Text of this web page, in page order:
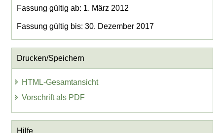
Fassung gültig ab: 1. März 2012
Fassung gültig bis: 30. Dezember 2017
Drucken/Speichern
HTML-Gesamtansicht
Vorschrift als PDF
Hilfe